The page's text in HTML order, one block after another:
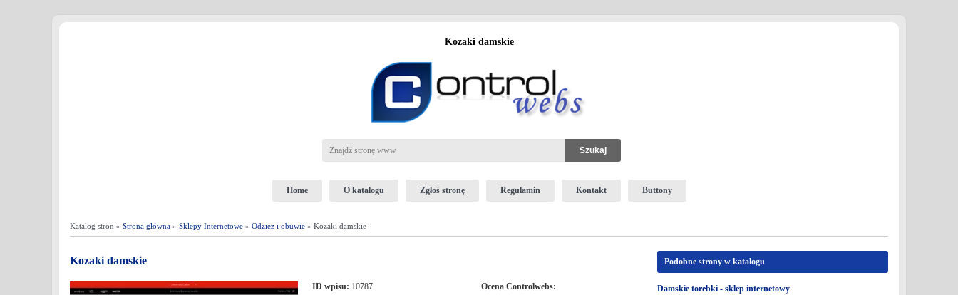
Kozaki damskie
Home O katalogu Zgłoś stronę Regulamin Kontakt Buttony
Katalog stron » Strona główna » Sklepy Internetowe » Odzież i obuwie » Kozaki damskie
Kozaki damskie
ID wpisu: 10787
Ocena Controlwebs:
Podobne strony w katalogu
Damskie torebki - sklep internetowy